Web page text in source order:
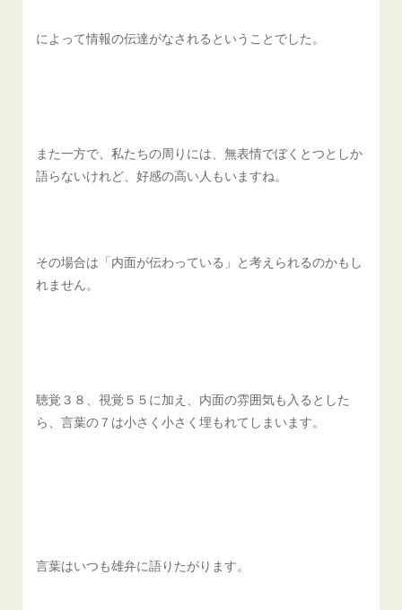
によって情報の伝達がなされるということでした。
また一方で、私たちの周りには、無表情でぼくとつとしか
語らないけれど、好感の高い人もいますね。
その場合は「内面が伝わっている」と考えられるのかもし
れません。
聴覚３８、視覚５５に加え、内面の雰囲気も入るとした
ら、言葉の７は小さく小さく埋もれてしまいます。
言葉はいつも雄弁に語りたがります。